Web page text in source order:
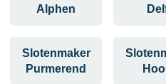
Alphen
Slotenmaker
Purmerend